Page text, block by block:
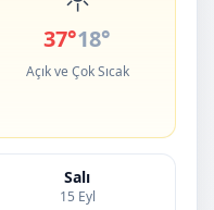
37°18°
Açık ve Çok Sıcak
Salı
15 Eyl